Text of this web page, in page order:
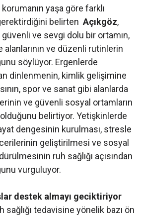
korumanın yaşa göre farklı
belirten Açıkgöz,
ve sevgi dolu bir ortamın,
alanlarının ve düzenli rutinlerin
söylüyor. Ergenlerde
dinlenmenin, kimlik gelişimine
spor ve sanat gibi alanlarda
ve güvenli sosyal ortamların
belirtiyor. Yetişkinlerde
dengesinin kurulması, stresle
geliştirilmesi ve sosyal
ruh sağlığı açısından
vurguluyor.
destek almayı geciktiriyor
sağlığı tedavisine yönelik bazı ön